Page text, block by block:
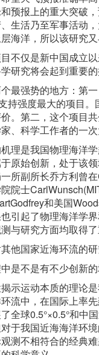
预报上的重大突破
生活乃至军事活动
海洋，所以该研究又
不仅是新中国成立
研究将会起到重要的
最强势的地方：第
持强度最大的项目
。第二，这个项目
、科学工作者的一次
理是我国物理海洋
原始创新，处于该
所副所长乔方利曾
院士
和美国
引起了物理海洋学
与研究方面均取得了
他国家近海环流的研
是不是有不少创新的
示运动本质的理论
流中，在国际上率
全球0.5°×0.5°和中
于我国近海海洋环
测不相符合的经典